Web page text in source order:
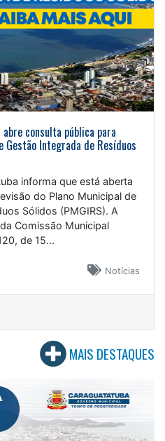
consulta pública para
Gestão Integrada de Resíduos
informa que está aberta
do Plano Municipal de
Sólidos (PMGIRS). A
Comissão Municipal
de 15...
Notícias
MAIS DESTAQUES